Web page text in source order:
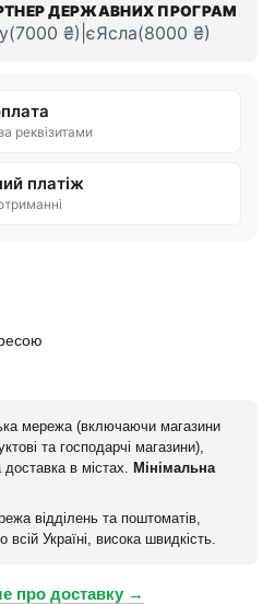
ДЕРЖАВНИХ ПРОГРАМ
₴)|єЯсла(8000 ₴)
реквізитами
платіж
мережа (включаючи магазини
та господарчі магазини),
в містах. Мінімальна
відділень та поштоматів,
Україні, висока швидкість.
про доставку →